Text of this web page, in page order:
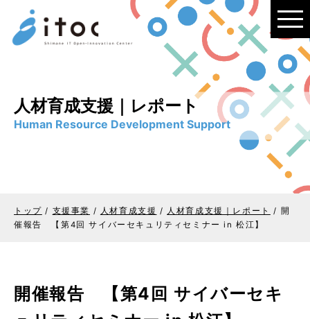
このページの本文へ
人材育成支援｜レポート
Human Resource Development Support
トップ / 支援事業 / 人材育成支援 / 人材育成支援｜レポート / 開
催報告 【第4回 サイバーセキュリティセミナー in 松江】
開催報告 【第4回 サイバーセキ